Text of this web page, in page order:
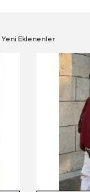
Yeni Eklenenler